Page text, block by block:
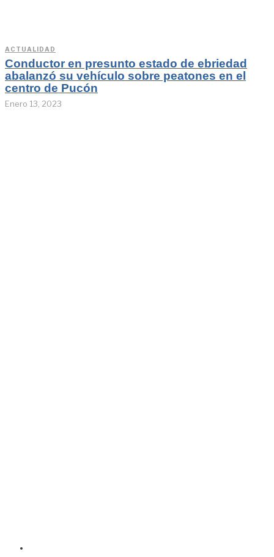
ACTUALIDAD
Conductor en presunto estado de ebriedad
abalanzó su vehículo sobre peatones en el
centro de Pucón
Enero 13, 2023